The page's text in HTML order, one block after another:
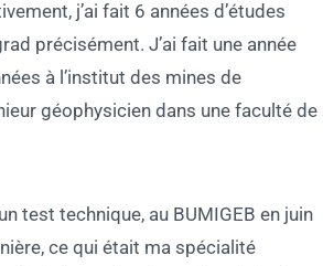
j’ai fait 6 années d’études
précisément. J’ai fait une année
à l’institut des mines de
géophysicien dans une faculté de
test technique, au BUMIGEB en juin
ce qui était ma spécialité